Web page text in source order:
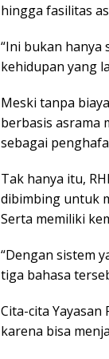
hingga fasilitas
“Ini bukan hanya
kehidupan yang
Meski tanpa
berbasis asrama
sebagai
Tak hanya itu,
dibimbing untuk
Serta memiliki
“Dengan sistem
tiga bahasa
Cita-cita
karena bisa